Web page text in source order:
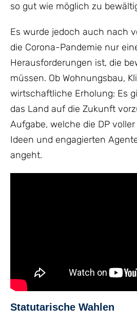
so gut wie möglich zu
Es wurde jedoch auch nach
die Corona-Pandemie nur
Herausforderungen ist, die
müssen. Ob Wohnungsbau,
wirtschaftliche Erholung: Es
das Land auf die Zukunft
Aufgabe, welche die DP
Ideen und engagierten
angeht.
Statutarische Wahlen